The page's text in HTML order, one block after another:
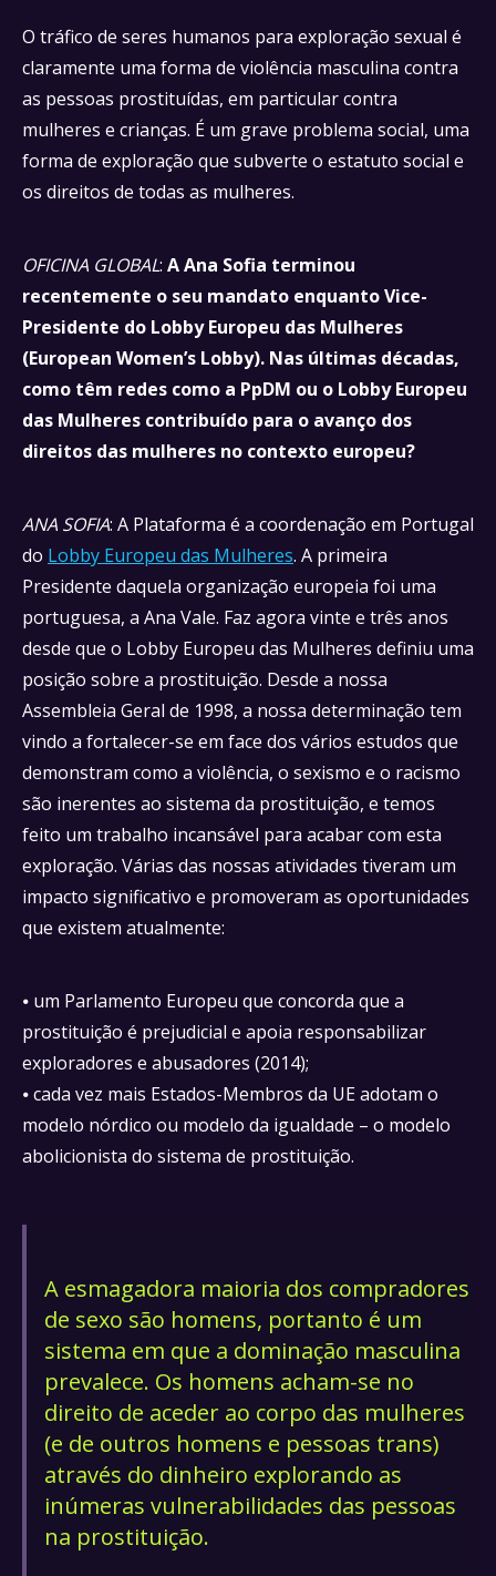
O tráfico de seres humanos para exploração sexual é
claramente uma forma de violência masculina contra
as pessoas prostituídas, em particular contra
mulheres e crianças. É um grave problema social, uma
forma de exploração que subverte o estatuto social e
os direitos de todas as mulheres.
OFICINA GLOBAL: A Ana Sofia terminou
recentemente o seu mandato enquanto Vice-
Presidente do Lobby Europeu das Mulheres
(European Women’s Lobby). Nas últimas décadas,
como têm redes como a PpDM ou o Lobby Europeu
das Mulheres contribuído para o avanço dos
direitos das mulheres no contexto europeu?
ANA SOFIA: A Plataforma é a coordenação em Portugal
do Lobby Europeu das Mulheres. A primeira
Presidente daquela organização europeia foi uma
portuguesa, a Ana Vale. Faz agora vinte e três anos
desde que o Lobby Europeu das Mulheres definiu uma
posição sobre a prostituição. Desde a nossa
Assembleia Geral de 1998, a nossa determinação tem
vindo a fortalecer-se em face dos vários estudos que
demonstram como a violência, o sexismo e o racismo
são inerentes ao sistema da prostituição, e temos
feito um trabalho incansável para acabar com esta
exploração. Várias das nossas atividades tiveram um
impacto significativo e promoveram as oportunidades
que existem atualmente:
⦁ um Parlamento Europeu que concorda que a
prostituição é prejudicial e apoia responsabilizar
exploradores e abusadores (2014);
⦁ cada vez mais Estados-Membros da UE adotam o
modelo nórdico ou modelo da igualdade – o modelo
abolicionista do sistema de prostituição.
A esmagadora maioria dos compradores
de sexo são homens, portanto é um
sistema em que a dominação masculina
prevalece. Os homens acham-se no
direito de aceder ao corpo das mulheres
(e de outros homens e pessoas trans)
através do dinheiro explorando as
inúmeras vulnerabilidades das pessoas
na prostituição.